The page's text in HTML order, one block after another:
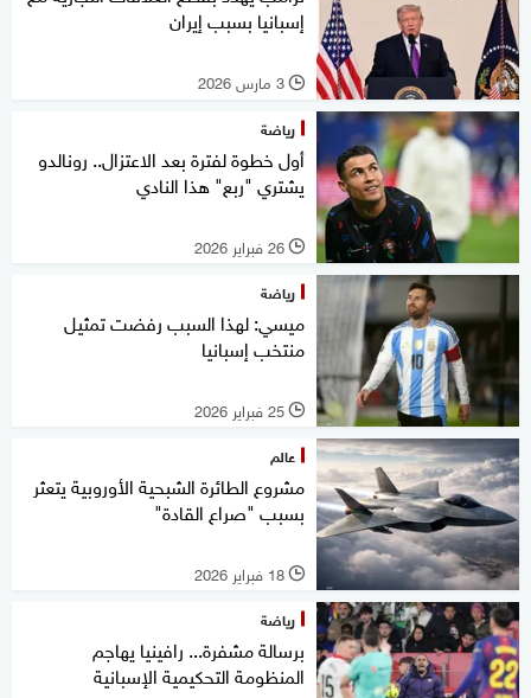
إسبانيا بسبب إيران
l 3 مارس 2026
رياضة
أول خطوة لفترة بعد الاعتزال.. رونالدو
يشتري "ربع" هذا النادي
l 26 فبراير 2026
رياضة
ميسي: لهذا السبب رفضت تمثيل
منتخب إسبانيا
l 25 فبراير 2026
عالم
مشروع الطائرة الشبحية الأوروبية يتعثر
بسبب "صراع القادة"
l 18 فبراير 2026
رياضة
برسالة مشفرة... رافينيا يهاجم
المنظومة التحكيمية الإسبانية